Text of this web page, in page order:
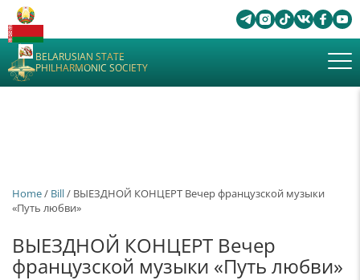
BELARUSIAN STATE
PHILHARMONIC SOCIETY
Home/ Bill/ ВЫЕЗДНОЙ КОНЦЕРТ Вечер французской музыки
«Путь любви»
ВЫЕЗДНОЙ КОНЦЕРТ Вечер
французской музыки «Путь любви»